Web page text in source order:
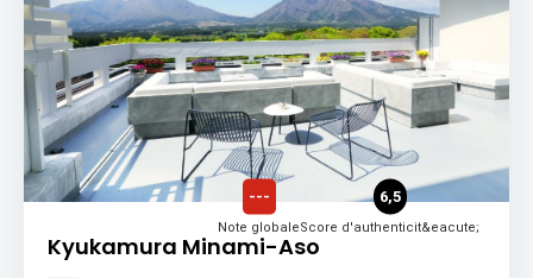
Kyukamura Minami-Aso
---
Note globale
6,5
Score d'authenticit&eacute;